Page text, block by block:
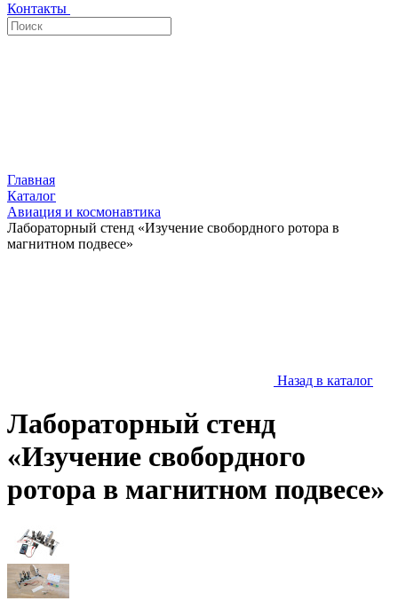
Контакты
Главная
Каталог
Авиация и космонавтика
Лабораторный стенд «Изучение свобордного ротора в
магнитном подвесе»
Назад в каталог
Лабораторный стенд
«Изучение свобордного
ротора в магнитном подвесе»